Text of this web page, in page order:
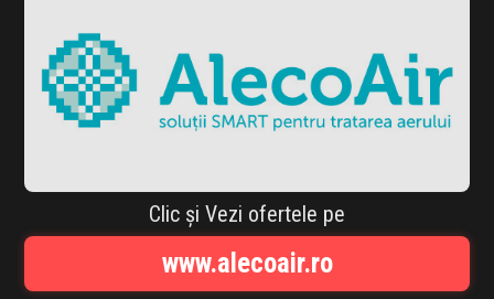
REDUCERI
CODURI REDUCERE
ABONARE NEWSLETTER
INFLUENCER SQUAD
Clic și Vezi ofertele pe
www.alecoair.ro